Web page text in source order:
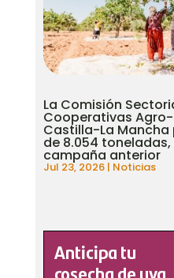
La Comisión
Cooperativas
Castilla-La Mancha
de 8.054
campaña anterior
Jul 23, 2026| Noticias